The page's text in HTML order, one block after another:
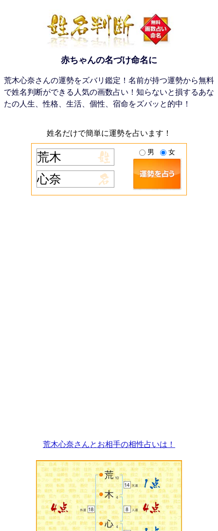
赤ちゃんの名づけ命名に
荒木心奈さんの運勢をズバリ鑑定！名前が持つ運勢から無料
で姓名判断ができる人気の画数占い！知らないと損するあな
たの人生、性格、生活、個性、宿命をズバッと的中！
姓名だけで簡単に運勢を占います！
男 女
荒木心奈さんとお相手の相性占いは！